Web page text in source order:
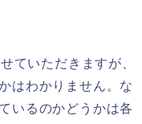
ていただきますが、
はわかりません。な
いるのかどうかは各